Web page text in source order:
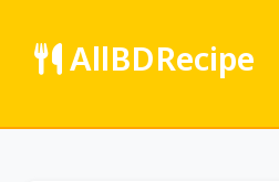
AllBDRecipe